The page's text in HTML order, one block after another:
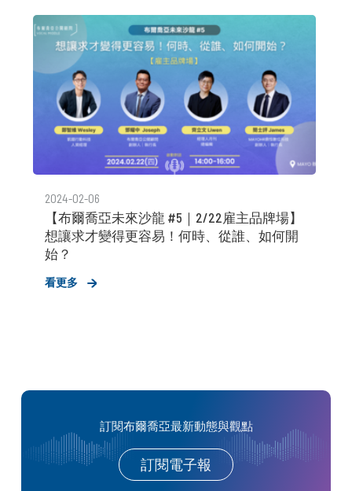
2024-02-06
【布爾喬亞未來沙龍 #5｜2/22雇主品牌場】
想讓求才變得更容易！何時、從誰、如何開
始？
看更多
訂閱布爾喬亞最新動態與觀點
訂閱電子報